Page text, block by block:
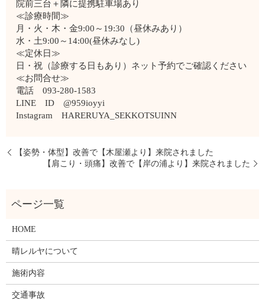
院前三台＋隣に提携駐車場あり
≪診療時間≫
月・火・木・金9:00～19:30（昼休みあり）
水・土9:00～14:00(昼休みなし)
≪定休日≫
日・祝（診療する日もあり）ネット予約でご確認ください
≪お問合せ≫
電話 093-280-1583
LINE ID @959ioyyi
Instagram HARERUYA_SEKKOTSUINN
【姿勢・体型】改善で【木屋瀬より】来院されました
【肩こり・頭痛】改善で【岸の浦より】来院されました
HOME
晴レルヤについて
施術内容
交通事故